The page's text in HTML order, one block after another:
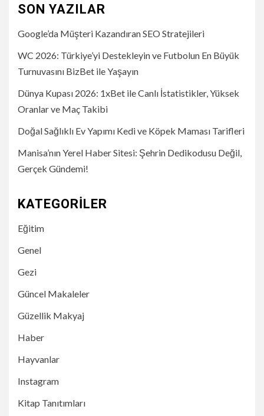
SON YAZILAR
Google’da Müşteri Kazandıran SEO Stratejileri
WC 2026: Türkiye’yi Destekleyin ve Futbolun En Büyük
Turnuvasını BizBet ile Yaşayın
Dünya Kupası 2026: 1xBet ile Canlı İstatistikler, Yüksek
Oranlar ve Maç Takibi
Doğal Sağlıklı Ev Yapımı Kedi ve Köpek Maması Tarifleri
Manisa’nın Yerel Haber Sitesi: Şehrin Dedikodusu Değil,
Gerçek Gündemi!
KATEGORILER
Eğitim
Genel
Gezi
Güncel Makaleler
Güzellik Makyaj
Haber
Hayvanlar
Instagram
Kitap Tanıtımları